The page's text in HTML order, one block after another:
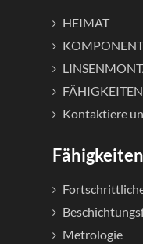
HEIMAT
FÄHIGKEITEN
Kontaktiere
Fähigkeiten
Metrologie